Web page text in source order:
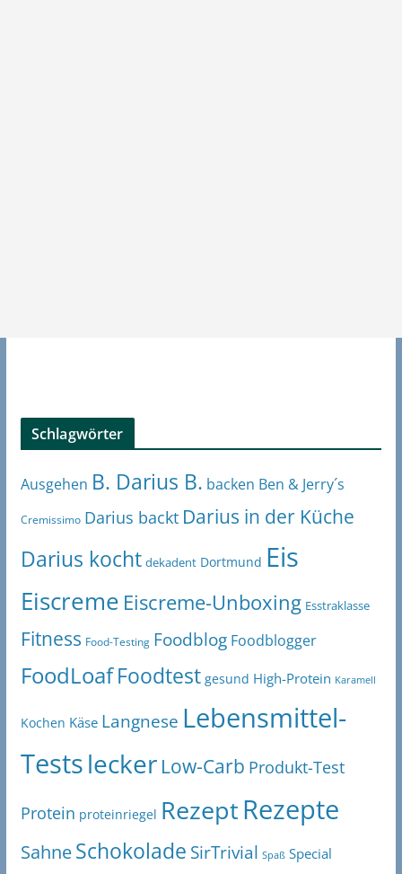
Schlagwörter
Ausgehen B. Darius B. backen Ben & Jerry´s
Cremissimo Darius backt Darius in der Küche
Darius kocht dekadent Dortmund Eis
Eiscreme Eiscreme-Unboxing Esstraklasse
Fitness Food-Testing Foodblog Foodblogger
FoodLoaf Foodtest gesund High-Protein Karamell
Kochen Käse Langnese Lebensmittel-
Testslecker Low-Carb Produkt-Test
Protein proteinriegel RezeptRezepte
SahneSchokolade SirTrivial Spaß Special